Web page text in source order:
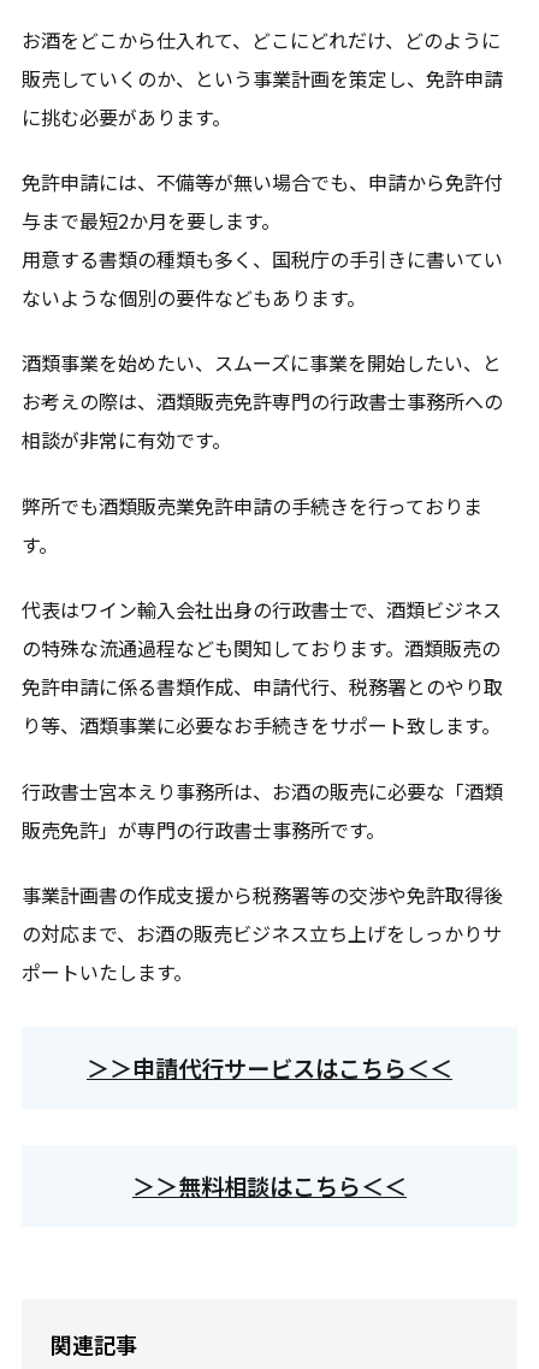
お酒をどこから仕入れて、どこにどれだけ、どのように
販売していくのか、という事業計画を策定し、免許申請
に挑む必要があります。
免許申請には、不備等が無い場合でも、申請から免許付
与まで最短2か月を要します。
用意する書類の種類も多く、国税庁の手引きに書いてい
ないような個別の要件などもあります。
酒類事業を始めたい、スムーズに事業を開始したい、と
お考えの際は、酒類販売免許専門の行政書士事務所への
相談が非常に有効です。
弊所でも酒類販売業免許申請の手続きを行っておりま
す。
代表はワイン輸入会社出身の行政書士で、酒類ビジネス
の特殊な流通過程なども関知しております。酒類販売の
免許申請に係る書類作成、申請代行、税務署とのやり取
り等、酒類事業に必要なお手続きをサポート致します。
行政書士宮本えり事務所は、お酒の販売に必要な「酒類
販売免許」が専門の行政書士事務所です。
事業計画書の作成支援から税務署等の交渉や免許取得後
の対応まで、お酒の販売ビジネス立ち上げをしっかりサ
ポートいたします。
＞＞申請代行サービスはこちら＜＜
＞＞無料相談はこちら＜＜
関連記事